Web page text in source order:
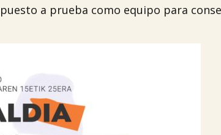
a prueba como equipo para